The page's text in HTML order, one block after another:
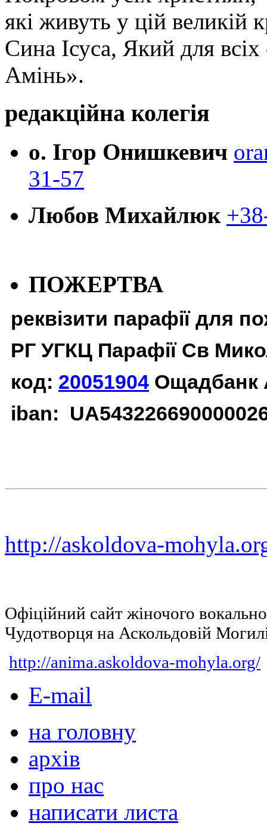
які живуть у цій великій
Сина Ісуса, Який для
Амінь».
редакційна колегія
о. Ігор Онишкевич
31-57
Любов Михайлюк
ПОЖЕРТВА
реквізити парафії для
РГ УГКЦ Парафії Св
код: 20051904 Ощадбанк
iban:
http://askoldova-
Офіційний сайт жіночого
Чудотворця на Аскольдовій
http://anima.askoldova-mohyla.org/
E-mail
на головну
архів
про нас
написати листа